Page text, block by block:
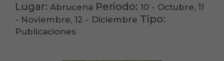
Lugar: Abrucena Periodo: 10 - Octubre, 11
- Noviembre, 12 - Diciembre Tipo:
Publicaciones